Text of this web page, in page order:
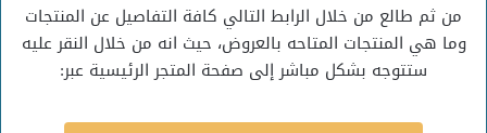
من ثم طالع من خلال الرابط التالي كافة التفاصيل عن المنتجات
وما هي المنتجات المتاحه بالعروض، حيث انه من خلال النقر عليه
ستتوجه بشكل مباشر إلى صفحة المتجر الرئيسية عبر: